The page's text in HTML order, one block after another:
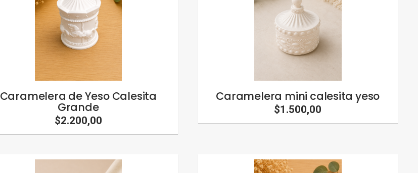
Caramelera de Yeso Calesita
Grande
$2.200,00
Caramelera mini calesita yeso
$1.500,00